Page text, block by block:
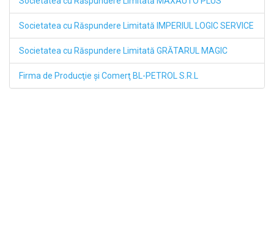
Societatea cu Răspundere Limitată IMPERIUL LOGIC SERVICE
Societatea cu Răspundere Limitată GRĂTARUL MAGIC
Firma de Producţie şi Comerţ BL-PETROL S.R.L